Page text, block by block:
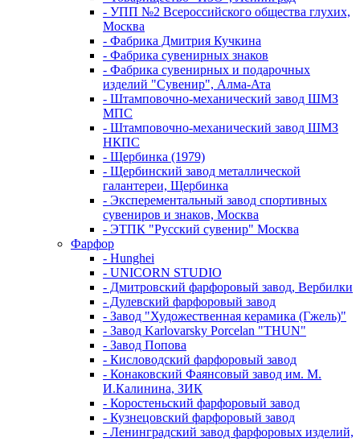
- УПП №2 Всероссийского общества глухих,
Москва
- Фабрика Дмитрия Кучкина
- Фабрика сувенирных знаков
- Фабрика сувенирных и подарочных
изделий "Сувенир", Алма-Ата
- Штамповочно-механический завод ШМЗ
МПС
- Штамповочно-механический завод ШМЗ
НКПС
- Щербинка (1979)
- Щербинский завод металлической
галантереи, Щербинка
- Эксперементальный завод спортивных
сувениров и знаков, Москва
- ЭТПК "Русский сувенир" Москва
Фарфор
- Hunghei
- UNICORN STUDIO
- Дмитровский фарфоровый завод, Вербилки
- Дулевский фарфоровый завод
- Завод "Художественная керамика (Гжель)"
- Завод Karlovarsky Porcelan "THUN"
- Завод Попова
- Кисловодский фарфоровый завод
- Конаковский Фаянсовый завод им. М.
И.Калинина, ЗИК
- Коростеньский фарфоровый завод
- Кузнецовский фарфоровый завод
- Ленинградский завод фарфоровых изделий,